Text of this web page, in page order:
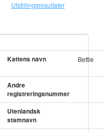
Utstillingsresultater
Kattens navn Bettie
Andre
registreringsnummer
Utenlandsk
stamnavn